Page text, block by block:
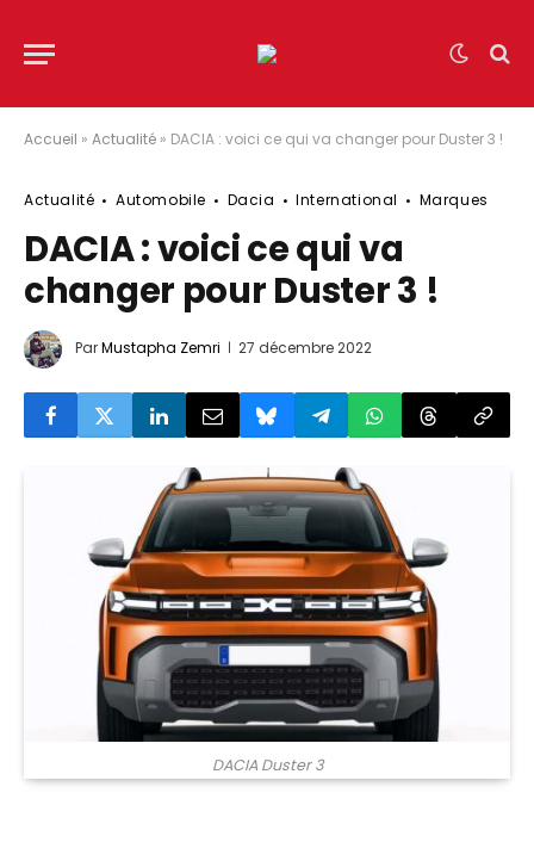
Accueil » Actualité » DACIA : voici ce qui va changer pour Duster 3 !
Actualité Automobile Dacia International Marques
DACIA : voici ce qui va
changer pour Duster 3 !
ParMustapha Zemri 27 décembre 2022
DACIA Duster 3